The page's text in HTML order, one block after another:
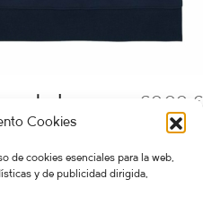
Cookies
de cookies esenciales para la web,
y de publicidad dirigida,
de los
Atunes
60,00 €